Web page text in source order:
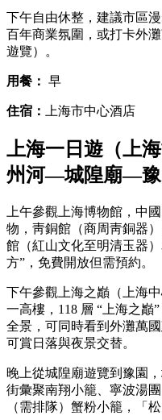
下午自由休整，建議市區
百年商業氛圍，或打卡外
遊覽）。
用餐： 早
住宿： 上海市中心酒店
上海一日遊（上
州河—城隍廟—豫
上午參觀上海博物館，中
物，靑銅館（商周靑銅器
館（紅山文化至明清玉器
方”，免費開放但需預約。
下午參觀上海之巓（上海
一高樓，118 層 “上海之巓
全景，可同時看到外灘萬
可賞日落與夜景交替。
晚上從城隍廟遊覽到豫園
街彙聚南翔小籠、寧波湯
（需排隊）蟹粉小籠，「